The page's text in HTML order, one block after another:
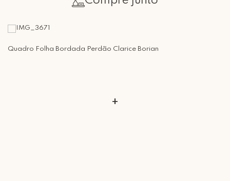
Que tal agendar um horário?
Quadro Folha Bordada Perdão Clarice Borian
+